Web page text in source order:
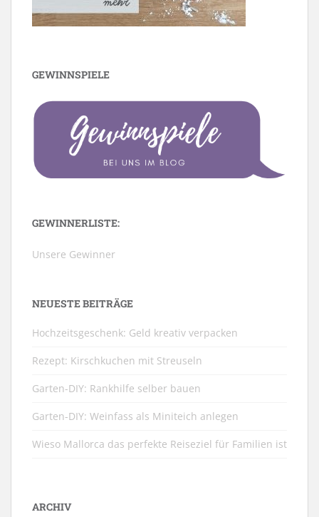
GEWINNSPIELE
GEWINNERLISTE:
Unsere Gewinner
NEUESTE BEITRÄGE
Hochzeitsgeschenk: Geld kreativ verpacken
Rezept: Kirschkuchen mit Streuseln
Garten-DIY: Rankhilfe selber bauen
Garten-DIY: Weinfass als Miniteich anlegen
Wieso Mallorca das perfekte Reiseziel für Familien ist
ARCHIV